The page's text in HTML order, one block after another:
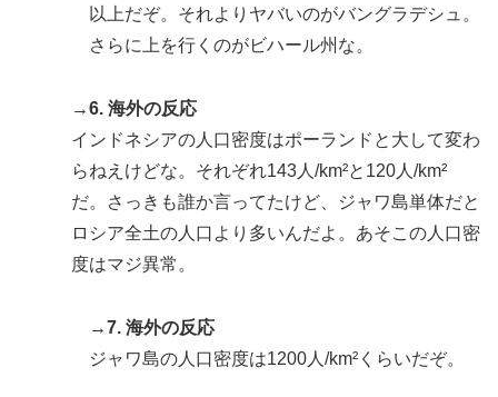
な」「自動車産業と同じ道を歩んでる気がする」
韓国人「日本がここまでの観光大国に発展した本当の理
ﾙ」＝韓国の反応
【朗報】寺田心、ベンチプレス110kgwww
以上だぞ。それよりヤバいのがバングラデシュ。
さらに上を行くのがビハール州な。
→6. 海外の反応
インドネシアの人口密度はポーランドと大して変わ
らねえけどな。それぞれ143人/km²と120人/km²
だ。さっきも誰か言ってたけど、ジャワ島単体だと
ロシア全土の人口より多いんだよ。あそこの人口密
度はマジ異常。
→7. 海外の反応
ジャワ島の人口密度は1200人/km²くらいだぞ。